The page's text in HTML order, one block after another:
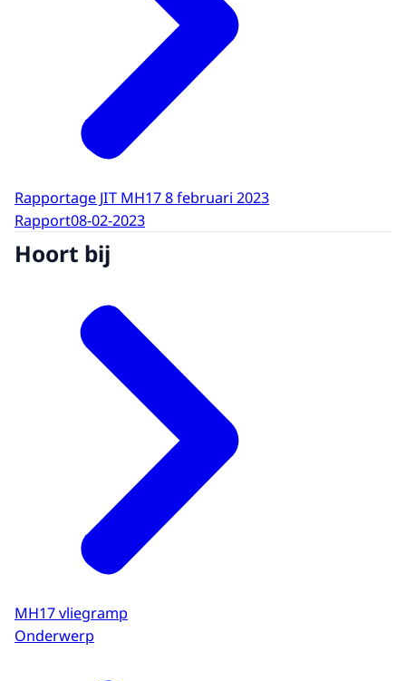
Rapportage JIT MH17 8 februari 2023
Rapport08-02-2023
Hoort bij
MH17 vliegramp
Onderwerp